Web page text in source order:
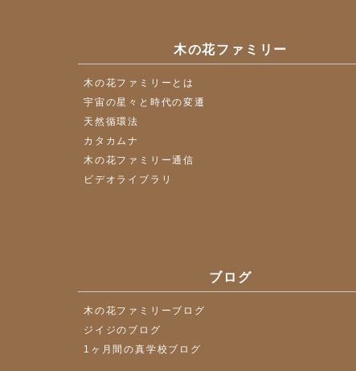
木の花ファミリー
木の花ファミリーとは
宇宙の星々と時代の変遷
天然循環法
カタカムナ
木の花ファミリー通信
ビデオライブラリ
ブログ
木の花ファミリーブログ
ジイジのブログ
1ヶ月間の真学校ブログ